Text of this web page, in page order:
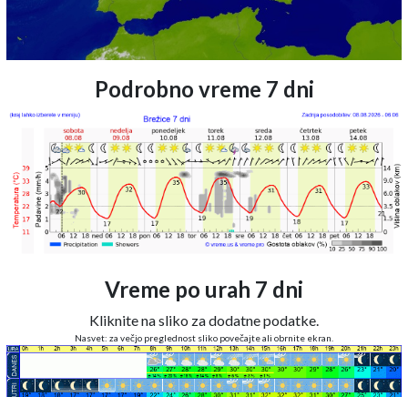
Podrobno vreme 7 dni
Vreme po urah 7 dni
Kliknite na sliko za dodatne podatke.
Nasvet: za večjo preglednost sliko povečajte ali obrnite ekran.